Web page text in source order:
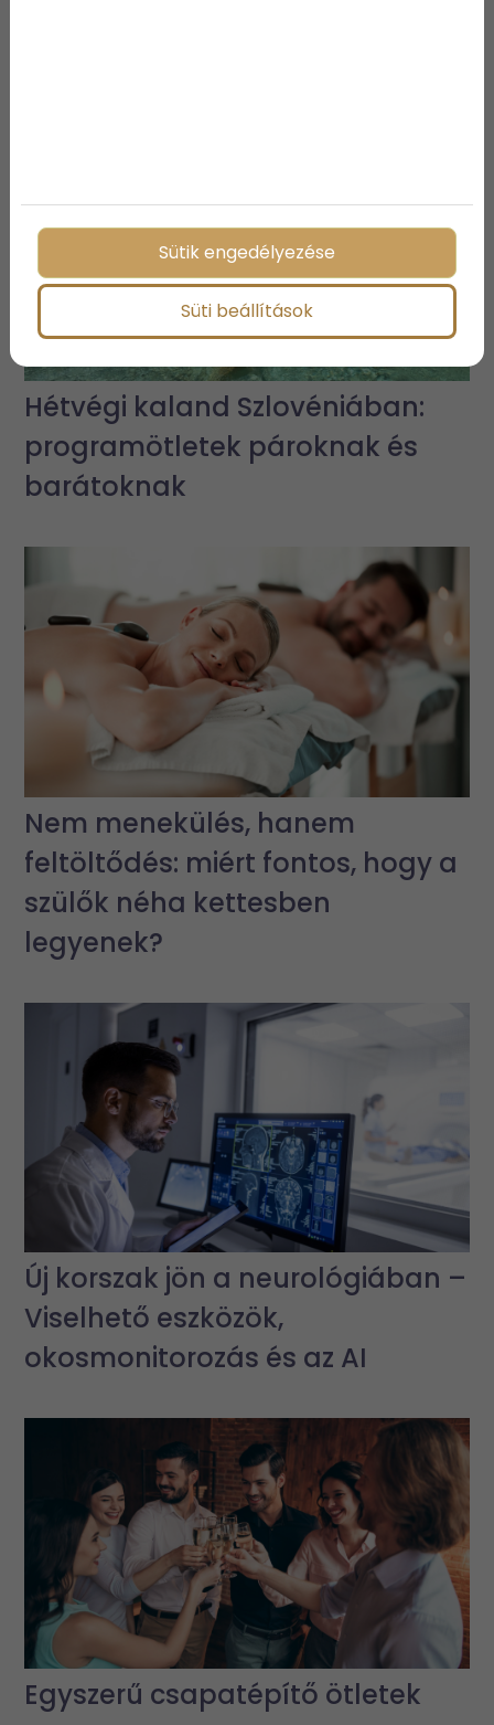
Hétvégi kaland Szlovéniában:
programötletek pároknak és
barátoknak
Nem menekülés, hanem
feltöltődés: miért fontos, hogy a
szülők néha kettesben
legyenek?
Új korszak jön a neurológiában –
Viselhető eszközök,
okosmonitorozás és az AI
Egyszerű csapatépítő ötletek
Sütik engedélyezése
Süti beállítások